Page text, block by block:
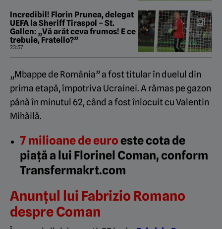
Incredibil! Florin Prunea, delegat
UEFA la Sheriff Tiraspol – St.
Gallen: „Vă arăt ceva frumos! E ce
trebuie, Fratello?”
23:57
„Mbappe de România” a fost titular în duelul din
prima etapă, împotriva Ucrainei. A rămas pe gazon
până în minutul 62, când a fost înlocuit cu Valentin
Mihăilă.
7 milioane de euroeste cota de
piață a lui Florinel Coman, conform
Transfermakrt.com
Anunțul lui Fabrizio Romano
despre Coman